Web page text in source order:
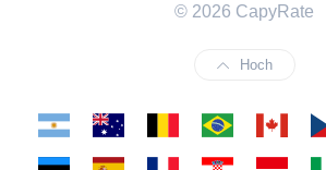
© 2026 CapyRate
Hoch